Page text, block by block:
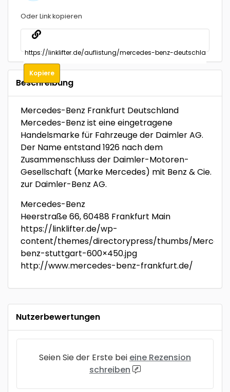
Oder Link kopieren
Kopiere
Beschreibung
Mercedes-Benz Frankfurt Deutschland
Mercedes-Benz ist eine eingetragene
Handelsmarke für Fahrzeuge der Daimler AG.
Der Name entstand 1926 nach dem
Zusammenschluss der Daimler-Motoren-
Gesellschaft (Marke Mercedes) mit Benz & Cie.
zur Daimler-Benz AG.
Mercedes-Benz
Heerstraße 66, 60488 Frankfurt Main
https://linklifter.de/wp-
content/themes/directorypress/thumbs/
benz-stuttgart-600×450.jpg
http://www.mercedes-benz-frankfurt.de/
Nutzerbewertungen
Seien Sie der Erste bei eine Rezension
schreiben